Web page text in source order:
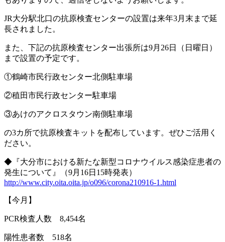
JR大分駅北口の抗原検査センターの設置は来年3月末まで延
長されました。
また、下記の抗原検査センター出張所は9月 26日（日曜日）
まで設置の予定です。
①鶴崎市民行政センター北側駐車場
②稙田市民行政センター駐車場
③あけのアクロスタウン南側駐車場
の3カ所で抗原検査キットを配布しています。ぜひご活用く
ださい。
◆『大分市における新たな新型コロナウイルス感染症患者の
発生について』（9月 16日 15時発表）
http://www.city.oita.oita.jp/o096/corona210916-1.html
【今月】
PCR検査人数 8,454名
陽性患者数 518名